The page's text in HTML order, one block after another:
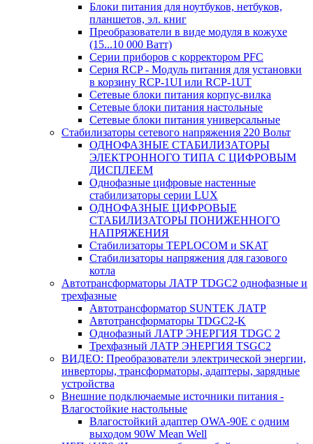
Блоки питания для ноутбуков, нетбуков,
планшетов, эл. книг
Преобразователи в виде модуля в кожухе
(15...10 000 Ватт)
Серии приборов с корректором PFC
Серия RCP - Модуль питания для установки
в корзину RCP-1UI или RCP-1UT
Сетевые блоки питания корпус-вилка
Сетевые блоки питания настольные
Сетевые блоки питания универсальные
Стабилизаторы сетевого напряжения 220 Вольт
ОДНОФАЗНЫЕ СТАБИЛИЗАТОРЫ
ЭЛЕКТРОННОГО ТИПА С ЦИФРОВЫМ
ДИСПЛЕЕМ
Однофазные цифровые настенные
стабилизаторы серии LUX
ОДНОФАЗНЫЕ ЦИФРОВЫЕ
СТАБИЛИЗАТОРЫ ПОНИЖЕННОГО
НАПРЯЖЕНИЯ
Стабилизаторы TEPLOCOM и SKAT
Стабилизаторы напряжения для газового
котла
Автотрансформаторы ЛАТР TDGC2 однофазные и
трехфазные
Автотрансформатор SUNTEK ЛАТР
Автотрансформаторы TDGC2-K
Однофазный ЛАТР ЭНЕРГИЯ TDGC 2
Трехфазный ЛАТР ЭНЕРГИЯ TSGC2
ВИДЕО: Преобразователи электрической энергии,
инверторы, трансформаторы, адаптеры, зарядные
устройства
Внешние подключаемые источники питания -
Влагостойкие настольные
Влагостойкий адаптер OWA-90E с одним
выходом 90W Mean Well